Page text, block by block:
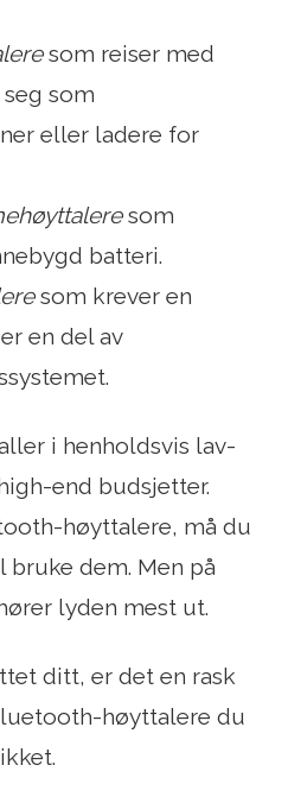
som reiser med
som
eller ladere for
som
batteri.
som krever en
en del av
i henholdsvis lav-
end budsjetter.
høyttalere, må du
bruke dem. Men på
lyden mest ut.
ditt, er det en rask
høyttalere du